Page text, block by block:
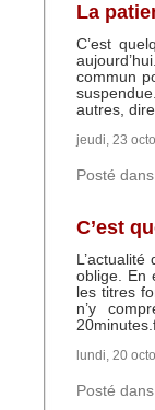
La
C’est
commun
autres,
jeudi, 23
Posté dans
C’est
oblige. En
les titres
n’y
lundi, 20
Posté dans